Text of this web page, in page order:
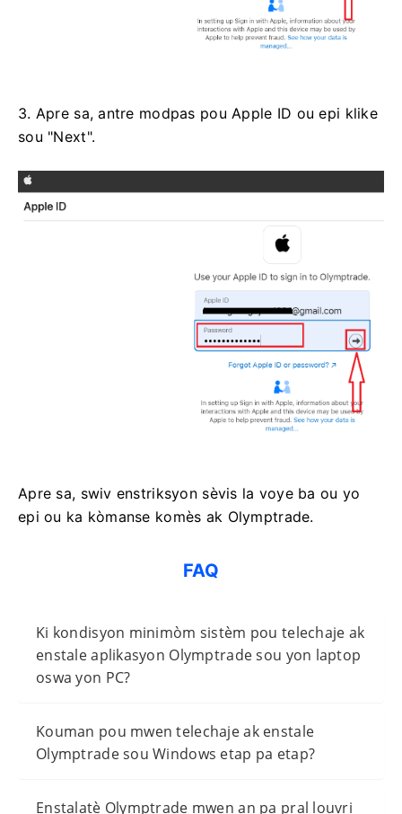
3. Apre sa, antre modpas pou Apple ID ou epi klike
sou "Next".
Apre sa, swiv enstriksyon sèvis la voye ba ou yo
epi ou ka kòmanse komès ak Olymptrade.
FAQ
Ki kondisyon minimòm sistèm pou telechaje ak
enstale aplikasyon Olymptrade sou yon laptop
oswa yon PC?
Kouman pou mwen telechaje ak enstale
Olymptrade sou Windows etap pa etap?
Enstalatè Olymptrade mwen an pa pral louvri